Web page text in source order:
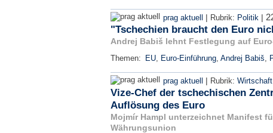
prag aktuell | Rubrik: Politik |
"Tschechien braucht den Euro
Andrej Babiš lehnt Festlegung auf
Themen: EU, Euro-Einführung, Andrej Babiš
prag aktuell | Rubrik: Wirtschaft
Vize-Chef der tschechischen
Auflösung des Euro
Mojmír Hampl unterzeichnet Manifest
Währungsunion